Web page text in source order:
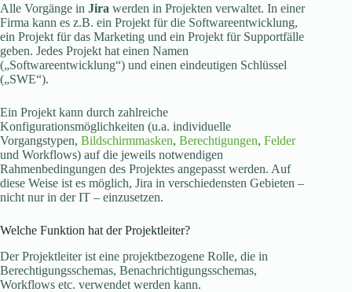
Alle Vorgänge in Jira werden in Projekten verwaltet. In einer
Firma kann es z.B. ein Projekt für die Softwareentwicklung,
ein Projekt für das Marketing und ein Projekt für Supportfälle
geben. Jedes Projekt hat einen Namen
(„Softwareentwicklung“) und einen eindeutigen Schlüssel
(„SWE“).
Ein Projekt kann durch zahlreiche
Konfigurationsmöglichkeiten (u.a. individuelle
Vorgangstypen, Bildschirmmasken, Berechtigungen, Felder
und Workflows) auf die jeweils notwendigen
Rahmenbedingungen des Projektes angepasst werden. Auf
diese Weise ist es möglich, Jira in verschiedensten Gebieten –
nicht nur in der IT – einzusetzen.
Welche Funktion hat der Projektleiter?
Der Projektleiter ist eine projektbezogene Rolle, die in
Berechtigungsschemas, Benachrichtigungsschemas,
Workflows etc. verwendet werden kann.